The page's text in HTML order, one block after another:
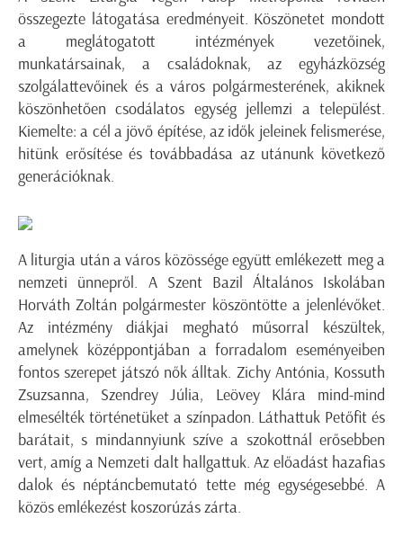
összegezte látogatása eredményeit. Köszönetet mondott
a meglátogatott intézmények vezetőinek,
munkatársainak, a családoknak, az egyházközség
szolgálattevőinek és a város polgármesterének, akiknek
köszönhetően csodálatos egység jellemzi a települést.
Kiemelte: a cél a jövő építése, az idők jeleinek felismerése,
hitünk erősítése és továbbadása az utánunk következő
generációknak.
A liturgia után a város közössége együtt emlékezett meg a
nemzeti ünnepről. A Szent Bazil Általános Iskolában
Horváth Zoltán polgármester köszöntötte a jelenlévőket.
Az intézmény diákjai megható műsorral készültek,
amelynek középpontjában a forradalom eseményeiben
fontos szerepet játszó nők álltak. Zichy Antónia, Kossuth
Zsuzsanna, Szendrey Júlia, Leövey Klára mind-mind
elmesélték történetüket a színpadon. Láthattuk Petőfit és
barátait, s mindannyiunk szíve a szokottnál erősebben
vert, amíg a Nemzeti dalt hallgattuk. Az előadást hazafias
dalok és néptáncbemutató tette még egységesebbé. A
közös emlékezést koszorúzás zárta.